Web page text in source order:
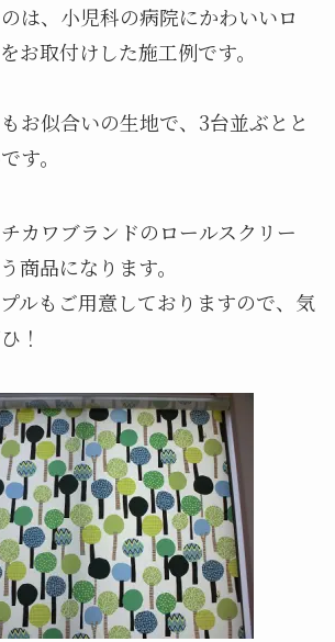
は、小児科の病院にかわいいロ
お取付けした施工例です。
お似合いの生地で、3台並ぶとと
す。
カワブランドのロールスクリー
品になります。
ルもご用意しておりますので、気
！